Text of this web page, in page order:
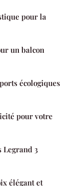
pour la
un balcon
écologiques
pour votre
3
élégant et